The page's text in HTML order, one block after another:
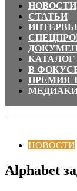
НОВОСТИ
СТАТЬИ
В
ПРЕМИЯ
НОВОСТИ
Alphabet